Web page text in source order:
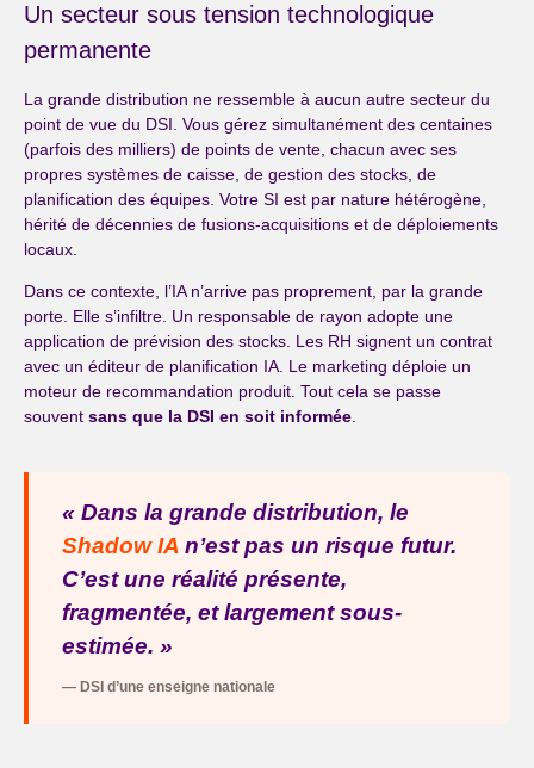
Un secteur sous tension technologique
permanente
La grande distribution ne ressemble à aucun autre secteur du
point de vue du DSI. Vous gérez simultanément des centaines
(parfois des milliers) de points de vente, chacun avec ses
propres systèmes de caisse, de gestion des stocks, de
planification des équipes. Votre SI est par nature hétérogène,
hérité de décennies de fusions-acquisitions et de déploiements
locaux.
Dans ce contexte, l’IA n’arrive pas proprement, par la grande
porte. Elle s’infiltre. Un responsable de rayon adopte une
application de prévision des stocks. Les RH signent un contrat
avec un éditeur de planification IA. Le marketing déploie un
moteur de recommandation produit. Tout cela se passe
souvent sans que la DSI en soit informée.
« Dans la grande distribution, le
Shadow IA n’est pas un risque futur.
C’est une réalité présente,
fragmentée, et largement sous-
estimée. »
— DSI d’une enseigne nationale